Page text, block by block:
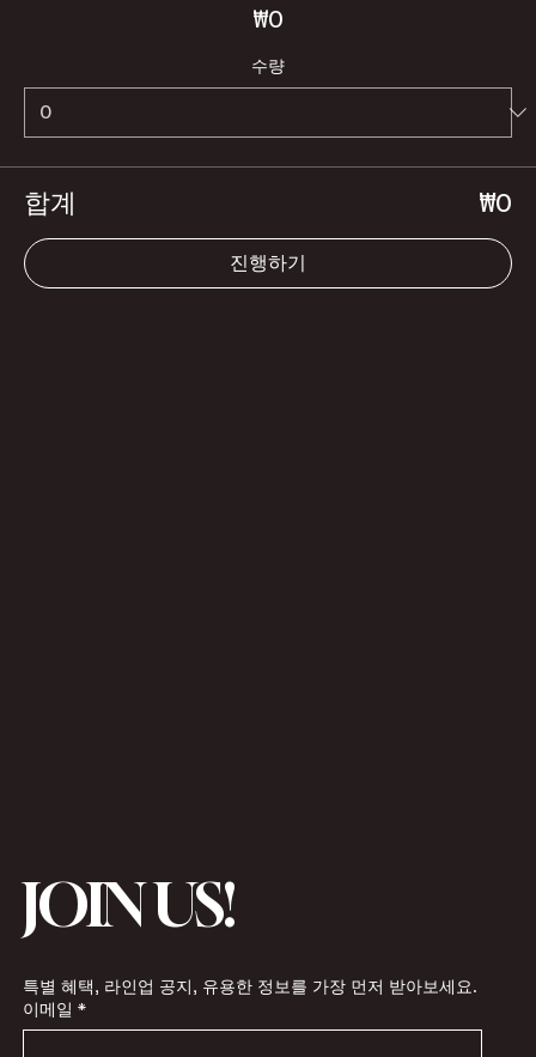
₩0
수량
합계 ₩0
진행하기
JOIN US!
특별 혜택, 라인업 공지, 유용한 정보를 가장 먼저 받아보세요.
이메일 *